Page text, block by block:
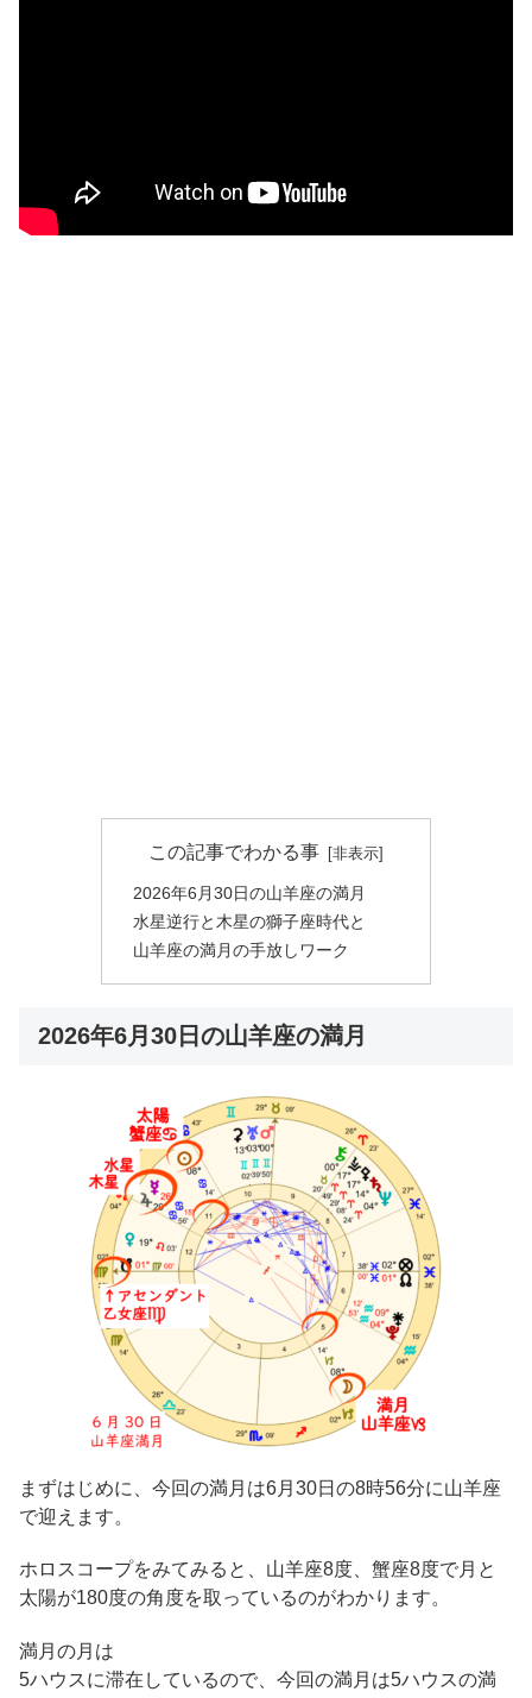
この記事でわかる事
2026年6月30日の山羊座の満月
水星逆行と木星の獅子座時代と
山羊座の満月の手放しワーク
2026年6月30日の山羊座の満月
まずはじめに、今回の満月は6月30日の8時56分に山羊座
で迎えます。
ホロスコープをみてみると、山羊座8度、蟹座8度で月と
太陽が180度の角度を取っているのがわかります。
満月の月は
5ハウスに滞在しているので、今回の満月は5ハウスの満